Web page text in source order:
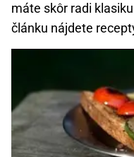
máte skôr radi
článku nájdete